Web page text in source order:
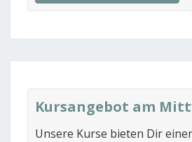
Kursangebot am
Unsere Kurse bieten Dir